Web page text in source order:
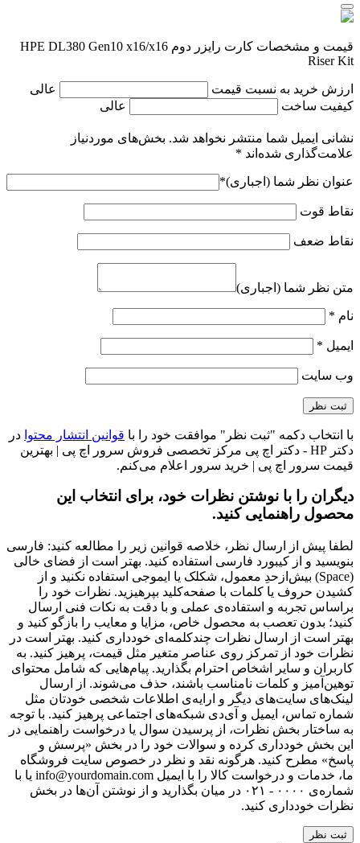
قیمت و مشخصات کارت رایزر دوم HPE DL380 Gen10 x16/x16
Riser Kit
ارزش خرید به نسبت قیمت
عالی
کیفیت ساخت
عالی
نشانی ایمیل شما منتشر نخواهد شد. بخش‌های موردنیاز
علامت‌گذاری شده‌اند *
عنوان نظر شما (اجباری)*
نقاط قوت
نقاط ضعف
متن نظر شما (اجباری)
نام *
ایمیل *
وب‌ سایت
با انتخاب دکمه "ثبت نظر" موافقت خود را با قوانین انتشار محتوا در
دکتر HP - دکتر اچ پی مرکز تخصصی فروش سرور اچ پی | بهترین
قیمت سرور اچ پی | خرید سرور اعلام می‌کنم.
دیگران را با نوشتن نظرات خود، برای انتخاب این
محصول راهنمایی کنید.
لطفا پیش از ارسال نظر، خلاصه قوانین زیر را مطالعه کنید: فارسی
بنویسید و از کیبورد فارسی استفاده کنید. بهتر است از فضای خالی
(Space) بیش‌از‌حدِ معمول، شکلک یا ایموجی استفاده نکنید و از
کشیدن حروف یا کلمات با صفحه‌کلید بپرهیزید. نظرات خود را
براساس تجربه و استفاده‌ی عملی و با دقت به نکات فنی ارسال
کنید؛ بدون تعصب به محصول خاص، مزایا و معایب را بازگو کنید و
بهتر است از ارسال نظرات چندکلمه‌‌ای خودداری کنید. بهتر است در
نظرات خود از تمرکز روی عناصر متغیر مثل قیمت، پرهیز کنید. به
کاربران و سایر اشخاص احترام بگذارید. پیام‌هایی که شامل محتوای
توهین‌آمیز و کلمات نامناسب باشند، حذف می‌شوند. از ارسال
لینک‌های سایت‌های دیگر و ارایه‌ی اطلاعات شخصی خودتان مثل
شماره تماس، ایمیل و آی‌دی شبکه‌های اجتماعی پرهیز کنید. با توجه
به ساختار بخش نظرات، از پرسیدن سوال یا درخواست راهنمایی در
این بخش خودداری کرده و سوالات خود را در بخش «پرسش و
پاسخ» مطرح کنید. هرگونه نقد و نظر در خصوص سایت فروشگاه
ما، خدمات و درخواست کالا را با ایمیل info@yourdomain.com یا با
شماره‌ی ۰۰۰۰ - ۰۲۱ در میان بگذارید و از نوشتن آن‌ها در بخش
نظرات خودداری کنید.
ثبت نظر